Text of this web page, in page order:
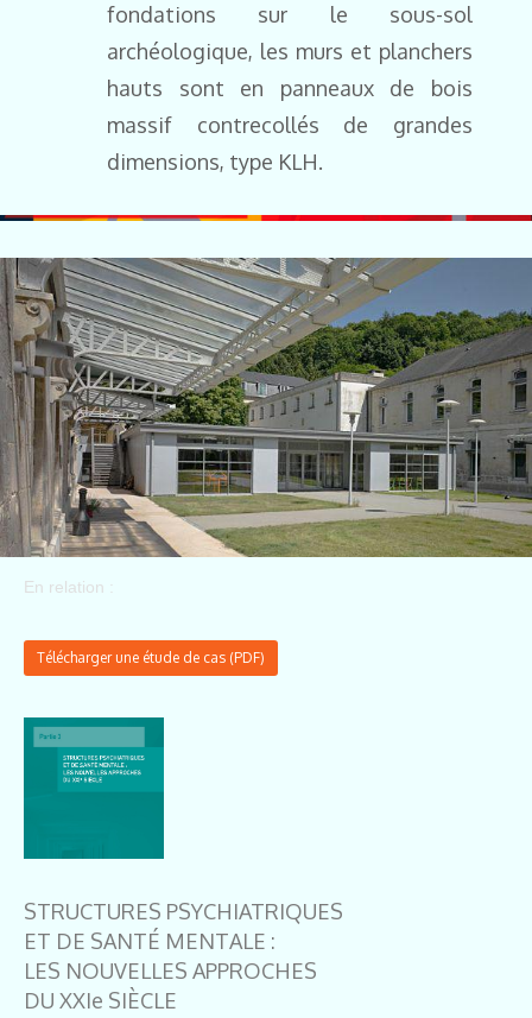
fondations sur le sous-sol
archéologique, les murs et planchers
hauts sont en panneaux de bois
massif contrecollés de grandes
dimensions, type KLH.
En relation :
Télécharger une étude de cas (PDF)
STRUCTURES PSYCHIATRIQUES
ET DE SANTÉ MENTALE :
LES NOUVELLES APPROCHES
DU XXIe SIÈCLE